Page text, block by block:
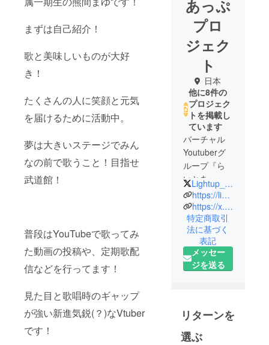
まずは自己紹介！
歌と美味しいものが大好
き！
たくさんの人に笑顔と元気
を届けるために活動中。
夢は大きいステージでみん
なの前で歌うこと！目指せ
武道館！
普段はYouTubeで歌ってみ
た動画の投稿や、定期歌配
信などを行ってます！
見た目と歌唱時のギャップ
が強い新進気鋭(？)なVtuber
です！
あっぷ
プロ
ジェク
ト
日本
他に8件の
プロジェク
トを掲載し
ています
バーチャル
Youtuberグ
ループ『ら
いとあっ
ぷ』所属ラ
イバー専用
の
クラウド
ファンティ
ングアカウ
ントです。
Lightup_app
https://lightup-official.com/
https://x.com/Lightup_app
特定商取引
法に基づく
表記
メッセー
ジを送る
リターンを
選ぶ